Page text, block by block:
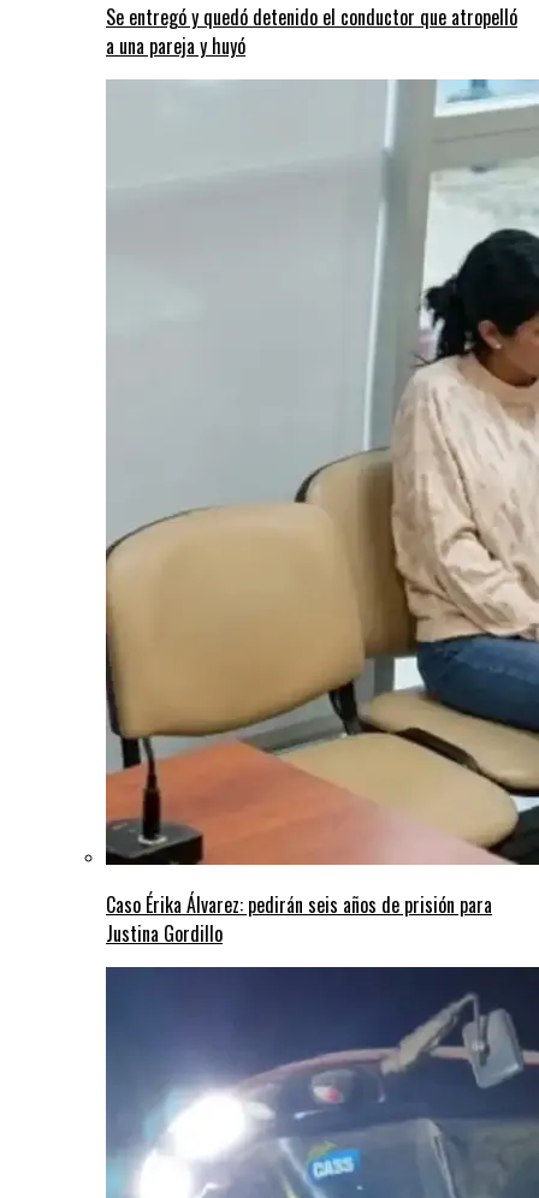
Se entregó y quedó detenido el conductor que atropelló
a una pareja y huyó
Caso Érika Álvarez: pedirán seis años de prisión para
Justina Gordillo